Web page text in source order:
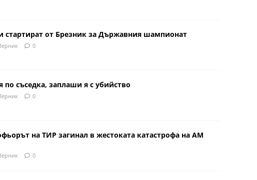
стартират от Брезник за Държавния шампионат
0
съседка, заплаши я с убийство
0
на ТИР загинал в жестоката катастрофа на АМ
0